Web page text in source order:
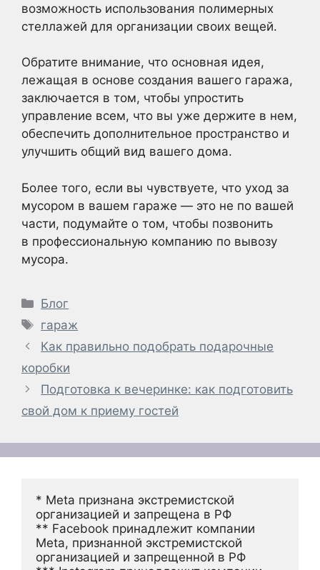
возможность использования полимерных
стеллажей для организации своих вещей.
Обратите внимание, что основная идея,
лежащая в основе создания вашего гаража,
заключается в том, чтобы упростить
управление всем, что вы уже держите в нем,
обеспечить дополнительное пространство и
улучшить общий вид вашего дома.
Более того, если вы чувствуете, что уход за
мусором в вашем гараже — это не по вашей
части, подумайте о том, чтобы позвонить
в профессиональную компанию по вывозу
мусора.
Рубрики
Блог
Метки
гараж
Как правильно подобрать подарочные
коробки
Подготовка к вечеринке: как подготовить
свой дом к приему гостей
* Meta признана экстремистской
организацией и запрещена в РФ
** Facebook принадлежит компании
Meta, признанной экстремистской
организацией и запрещенной в РФ